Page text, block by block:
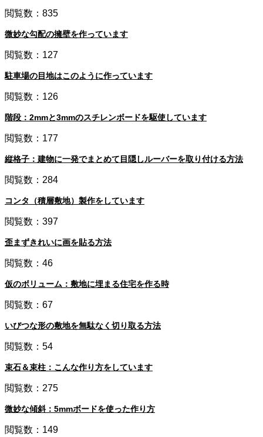
閲覧数：835
微妙な勾配の擁壁を作っています
閲覧数：127
駐車場の目地はこのように作っています
閲覧数：126
階段：2mmと3mmのスチレンボードを駆使しています
閲覧数：177
縦格子：建物に一発でまとめて目隠しルーバーを取り付ける方法
閲覧数：284
コンタ（積層敷地）製作をしています
閲覧数：397
歪まずきれいに画を貼る方法
閲覧数：46
仮のボリューム：敷地に埋まる住宅を作る時
閲覧数：67
いびつな形の敷地を無駄なく切り取る方法
閲覧数：54
束石＆束柱：こんな作り方をしています
閲覧数：275
微妙な傾斜：5mmボードを使った作り方
閲覧数：149